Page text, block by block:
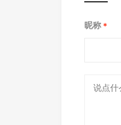
昵称 *